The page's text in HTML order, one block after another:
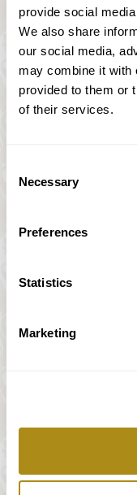
provide social
We also share
our social media,
may combine it with
provided to them or
of their services.
Selection
Necessary
Preferences
Statistics
Marketing
Senior
27.00
Unser